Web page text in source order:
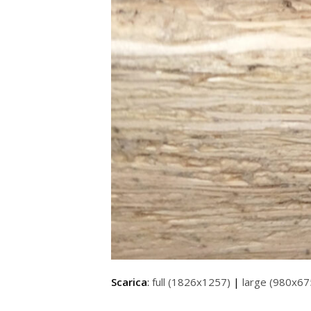
Scarica: full (1826x1257) | large